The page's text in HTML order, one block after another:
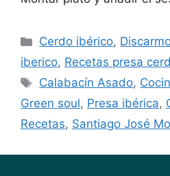
Cerdo ibérico,
iberico, Recetas presa
Calabacín Asado,
Green soul, Presa ibérica,
Recetas, Santiago José